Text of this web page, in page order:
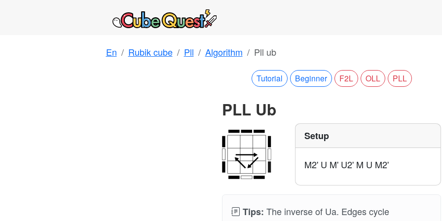
En Rubik cube Pll Algorithm Pll ub
Tutorial Beginner F2L OLL PLL
PLL Ub
Setup
M2' U M' U2' M U M2'
Tips: The inverse of Ua. Edges cycle